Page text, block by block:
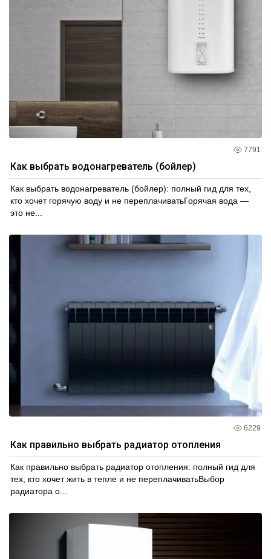
7791
Как выбрать водонагреватель (бойлер)
Как выбрать водонагреватель (бойлер): полный гид для тех,
кто хочет горячую воду и не переплачиватьГорячая вода —
это не...
6229
Как правильно выбрать радиатор отопления
Как правильно выбрать радиатор отопления: полный гид для
тех, кто хочет жить в тепле и не переплачиватьВыбор
радиатора о...